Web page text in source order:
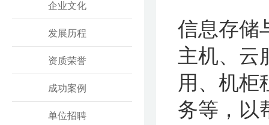
企业文化
发展历程
资质荣誉
成功案例
单位招聘
信息存储
主机、云
用、机柜
务等，以